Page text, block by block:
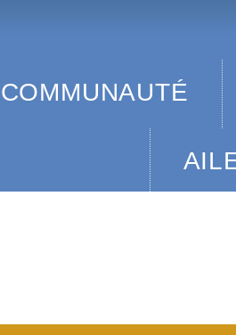
LA COMMUNAUTÉ